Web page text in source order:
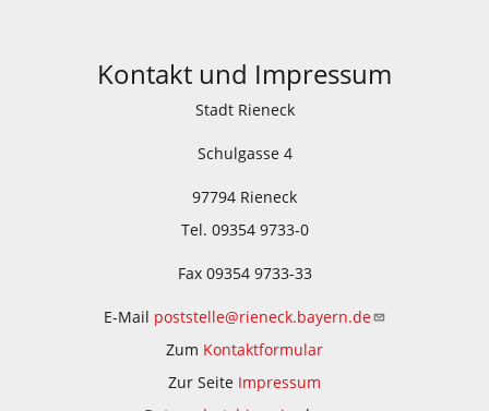
Kontakt und Impressum
Stadt Rieneck
Schulgasse 4
97794 Rieneck
Tel. 09354 9733-0
Fax 09354 9733-33
E-Mail poststelle@rieneck.bayern.de
Zum Kontaktformular
Zur Seite Impressum